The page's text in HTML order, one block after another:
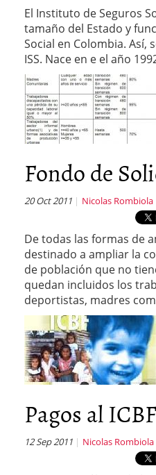
El Instituto de Seguros
tamaño del Estado y
Social en Colombia. Así,
ISS. Nace en e el año
Fondo de
20 Oct 2011 Nicolas Rombiola
De todas las formas de
destinado a ampliar la
de población que no
quedan incluidos los
deportistas, madres
Pagos al ICBF
12 Sep 2011 Nicolas Rombiola